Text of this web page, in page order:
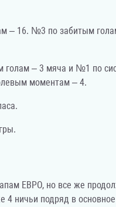
– 16. №3 по забитым
– 3 мяча и №1 по
моментам – 4.
ЕВРО, но все же
4 ничьи подряд в